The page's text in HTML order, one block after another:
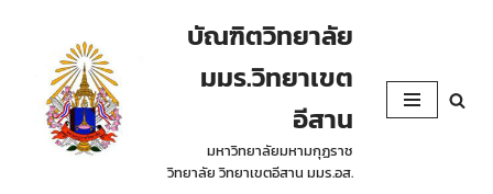
content
บัณฑิตวิทยาลัย
มมร.วิทยาเขต
อีสาน
มหาวิทยาลัยมหามกุฏราช
วิทยาลัย วิทยาเขตอีสาน มมร.อส.